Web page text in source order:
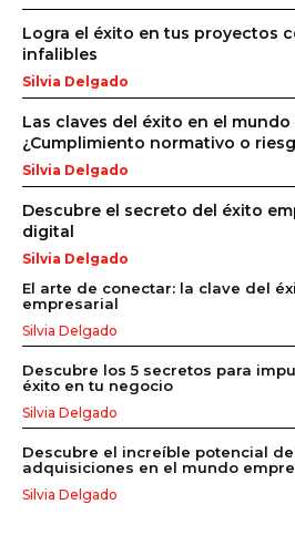
Logra el éxito en tus proyectos
infalibles
Silvia Delgado
Las claves del éxito en el
¿Cumplimiento normativo o
Silvia Delgado
Descubre el secreto del éxito
digital
Silvia Delgado
El arte de conectar: la clave del
empresarial
Silvia Delgado
Descubre los 5 secretos para
éxito en tu negocio
Silvia Delgado
Descubre el increíble potencial
adquisiciones en el mundo
Silvia Delgado